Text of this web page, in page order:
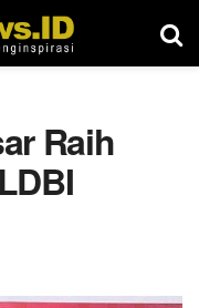
Raih